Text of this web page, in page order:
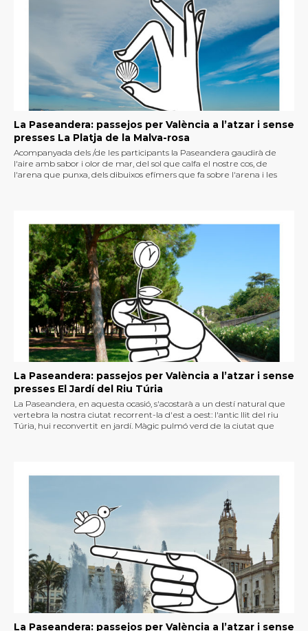
La Paseandera: passejos per València a l’atzar i sense
presses La Platja de la Malva-rosa
Acompanyada dels /de les participants la Paseandera gaudirà de
l'aire amb sabor i olor de mar, del sol que calfa el nostre cos, de
l'arena que punxa, dels dibuixos efímers que fa sobre l'arena i les
La Paseandera: passejos per València a l’atzar i sense
presses El Jardí del Riu Túria
La Paseandera, en aquesta ocasió, s'acostarà a un destí natural que
vertebra la nostra ciutat recorrent-la d'est a oest: l'antic llit del riu
Túria, hui reconvertit en jardí. Màgic pulmó verd de la ciutat que
La Paseandera: passejos per València a l’atzar i sense